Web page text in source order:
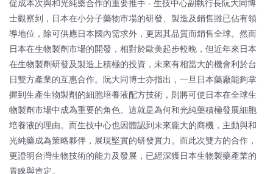
促成本次與和光純藥合作的重要推手 - 生技中心副執行長阮大同博
士觀察到，日本在小分子藥物市場的研發、製造及銷售雖已佔有領
導地位，除可供應日本國內需求外，更因其品質而銷售全球。然而
日本在生物製劑市場的開發，相對於歐美起步較晚，但近年來日本
在生物製劑研發及製造上積極的投資，未來有相當大的機會利於台
日雙方產業的互惠合作。阮大同博士亦指出，一旦日本藥廠能夠掌
握到生產生物製劑的細胞培養液配方技術，則將可使日本在全球生
物製劑市場中成為重要的角色。這就是為何和光純藥積極發展細胞
培養液的理由。而生技中心也因體認到未來龐大的商機，主動與和
光純藥成為策略夥伴，展現堅實的研發實力。而此次雙方的合作，
更證明台灣生物技術的能力及發展，已經深獲日本生物製藥產業的
青睞與肯定。